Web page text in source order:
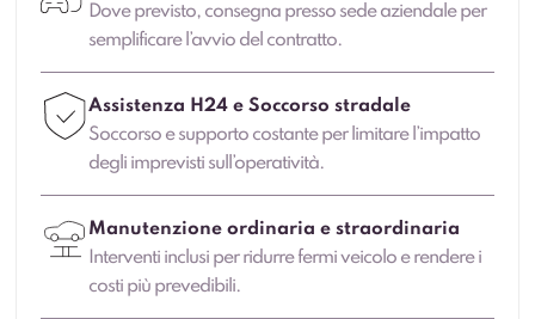
Dove previsto, consegna presso sede aziendale per
semplificare l’avvio del contratto.
Assistenza H24 e Soccorso stradale
Soccorso e supporto costante per limitare l’impatto
degli imprevisti sull’operatività.
Manutenzione ordinaria e straordinaria
Interventi inclusi per ridurre fermi veicolo e rendere i
costi più prevedibili.